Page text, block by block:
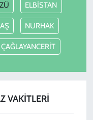
ELBİSTAN
NURHAK
ÇAĞLAYANCERİT
VAKITLERI